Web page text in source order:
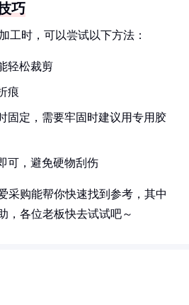
巧
工时，可以尝试以下方法：
轻松裁剪
痕
固定，需要牢固时建议用专用胶
可，避免硬物刮伤
采购能帮你快速找到参考，其中
，各位老板快去试试吧～